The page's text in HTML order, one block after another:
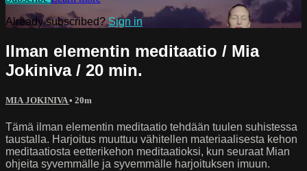
Already subscribed?Sign in
Ilman elementin meditaatio / Mia
Jokiniva / 20 min.
MIA JOKINIVA• 20m
Tämä ilman elementin meditaatio tehdään tuulen suhistessa
taustalla. Harjoitus muuttuu vähitellen materiaalisesta kehon
meditaatiosta eetterikehon meditaatioksi, kun seuraat Mian
ohjeita syvemmälle ja syvemmälle harjoituksen imuun.